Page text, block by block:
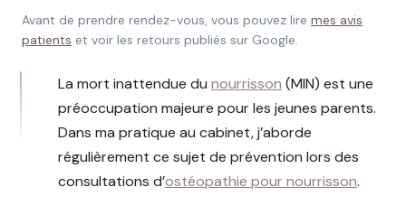
Avant de prendre rendez-vous, vous pouvez lire mes avis
patients et voir les retours publiés sur Google.
La mort inattendue du nourrisson (MIN) est une
préoccupation majeure pour les jeunes parents.
Dans ma pratique au cabinet, j’aborde
régulièrement ce sujet de prévention lors des
consultations d’ostéopathie pour nourrisson.